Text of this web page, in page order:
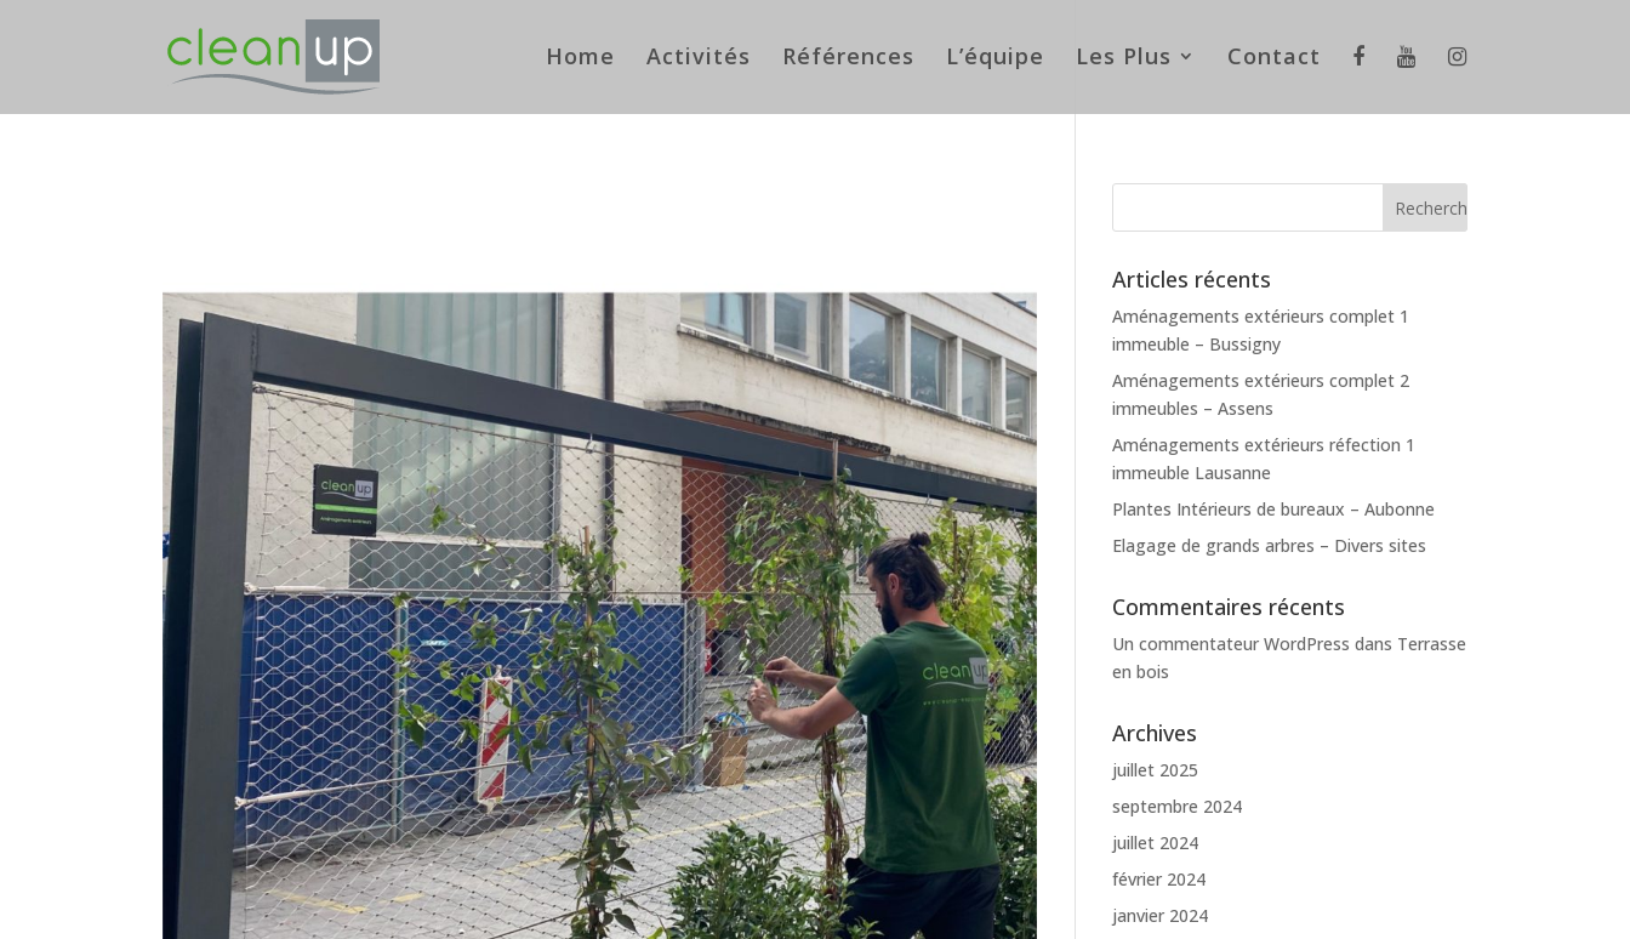
Home Activités Références L’équipe Les Plus Contact
Articles récents
Aménagements extérieurs complet 1
immeuble – Bussigny
Aménagements extérieurs complet 2
immeubles – Assens
Aménagements extérieurs réfection 1
immeuble Lausanne
Plantes Intérieurs de bureaux – Aubonne
Elagage de grands arbres – Divers sites
Commentaires récents
Un commentateur WordPress dans Terrasse
en bois
Archives
juillet 2025
septembre 2024
juillet 2024
février 2024
janvier 2024